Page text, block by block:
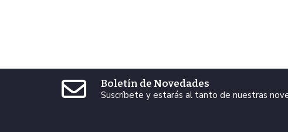
Boletín de Novedades
Suscríbete y estarás al tanto de nuestras